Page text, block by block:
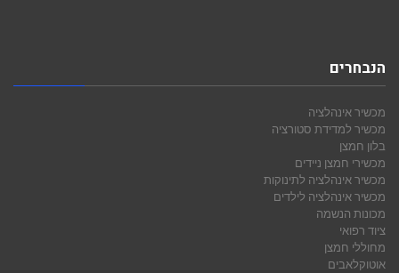
הנבחרים
מכשיר אינהלציה
מכשיר למדידת סטורציה
בלון חמצן
מכשירי חמצן ניידים
מכשיר אינהלציה לתינוקות
מכשיר אינהלציה לילדים
מכונות הנשמה
ציוד רפואי
מחוללי חמצן
אוטוקלאבים